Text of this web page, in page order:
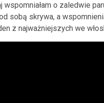
wspomniałam o zaledwie
sobą skrywa, a
z najważniejszych we